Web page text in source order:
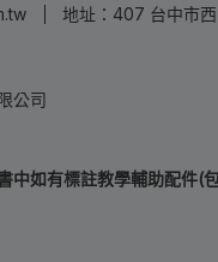
地址：407 台中市
公司
中如有標註教學輔助配件(